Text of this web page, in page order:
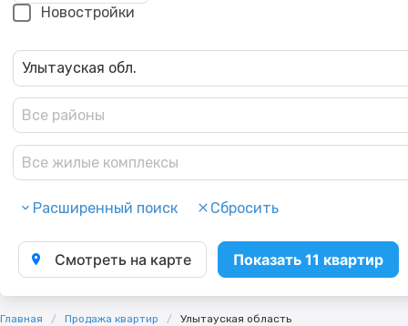
Новостройки
Улытауская обл.
Все районы
Все жилые комплексы
Расширенный поиск Сбросить
Смотреть на карте Показать 11 квартир
Главная Продажа квартир Улытауская область